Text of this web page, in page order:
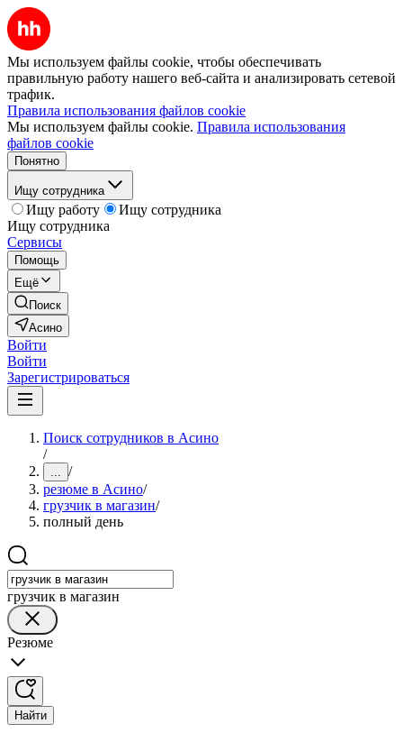
Мы используем файлы cookie, чтобы обеспечивать
правильную работу нашего веб-сайта и анализировать сетевой
трафик.
Правила использования файлов cookie
Мы используем файлы cookie. Правила использования
файлов cookie
Понятно
Ищу сотрудника
Ищу работу
Ищу сотрудника
Ищу сотрудника
Сервисы
Помощь
Ещё
Поиск
Асино
Войти
Войти
Зарегистрироваться
Поиск сотрудников в Асино
/
... /
резюме в Асино/
грузчик в магазин/
полный день
грузчик в магазин
Резюме
Найти